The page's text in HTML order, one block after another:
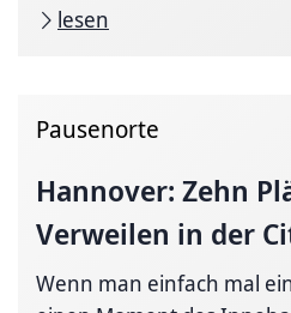
lesen
Pausenorte
Hannover: Zehn
Verweilen in der
Wenn man einfach mal